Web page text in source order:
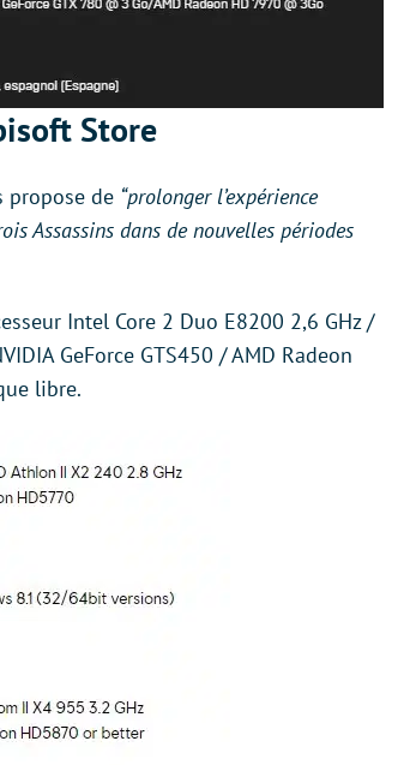
Store
propose de “prolonger l’expérience
Assassins dans de nouvelles périodes
Intel Core 2 Duo E8200 2,6 GHz /
GeForce GTS450 / AMD Radeon
libre.